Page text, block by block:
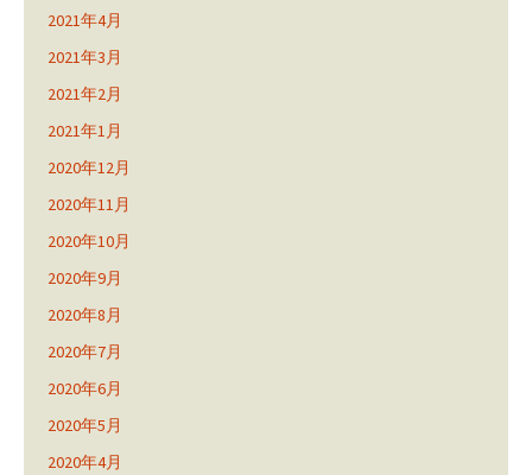
2021年4月
2021年3月
2021年2月
2021年1月
2020年12月
2020年11月
2020年10月
2020年9月
2020年8月
2020年7月
2020年6月
2020年5月
2020年4月